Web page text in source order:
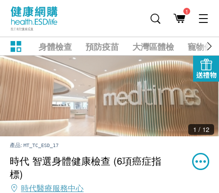
1
身體檢查 預防疫苗 大灣區體檢 寵物健
送禮物
2 / 12
產品: MT_TC_ESD_17
時代 智選身體健康檢查 (6項癌症指
標)
時代醫療服務中心